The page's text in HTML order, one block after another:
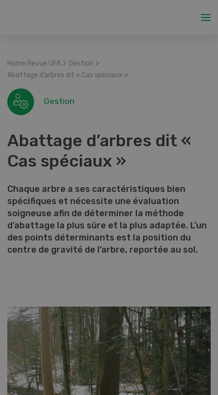
Home Revue UFA > Gestion >
Abattage d’arbres dit « Cas spéciaux »
Gestion
Abattage d’arbres dit «
Cas spéciaux »
Chaque arbre a ses caractéristiques bien
spécifiques et nécessite une évaluation
soigneuse afin de déterminer la méthode
d’abattage la plus sûre et la plus adaptée. L’un
des points déterminants est la position du
centre de gravité de l’arbre, reportée au sol.